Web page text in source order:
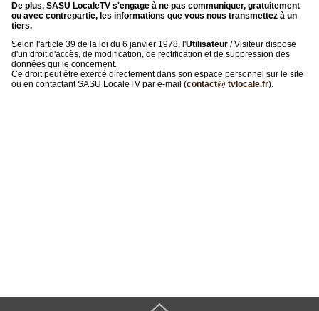
De plus, SASU LocaleTV s'engage à ne pas communiquer, gratuitement
ou avec contrepartie, les informations que vous nous transmettez à un
tiers.
Selon l'article 39 de la loi du 6 janvier 1978, l'Utilisateur / Visiteur dispose
d'un droit d'accès, de modification, de rectification et de suppression des
données qui le concernent.
Ce droit peut être exercé directement dans son espace personnel sur le site
ou en contactant SASU LocaleTV par e-mail (contact@ tvlocale.fr).